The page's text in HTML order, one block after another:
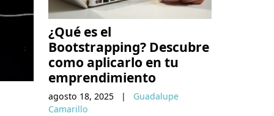
¿Qué es el
Bootstrapping? Descubre
como aplicarlo en tu
emprendimiento
agosto 18, 2025 |
Guadalupe
Camarillo